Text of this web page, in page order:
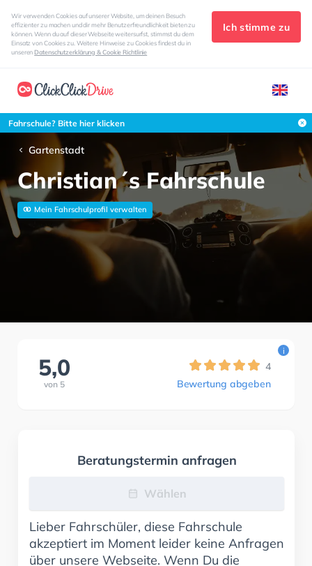
Wir verwenden Cookies auf unserer Website, um deinen Besuch
effizienter zu machen und dir mehr Benutzerfreundlichkeit bieten zu
können. Wenn du auf dieser Webseite weitersurfst, stimmst du dem
Einsatz von Cookies zu. Weitere Hinweise zu Cookies findest du in
unserenDatenschutzerklärung & Cookie Richtlinie
Ich stimme zu
Fahrschule? Bitte hier klicken
Gartenstadt
Christian´s Fahrschule
Mein Fahrschulprofil verwalten
5,0
von 5
4
Bewertung abgeben
i
Beratungstermin anfragen
Wählen
Lieber Fahrschüler, diese Fahrschule
akzeptiert im Moment leider keine Anfragen
über unsere Webseite. Wenn Du die